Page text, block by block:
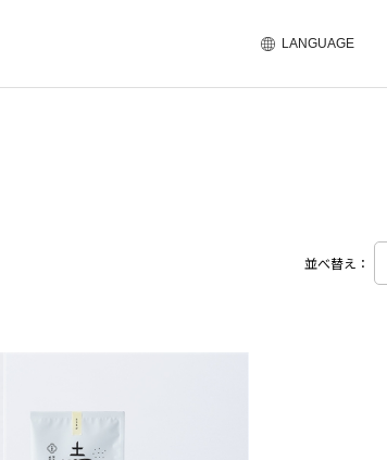
LANGUAGE
並べ替え：